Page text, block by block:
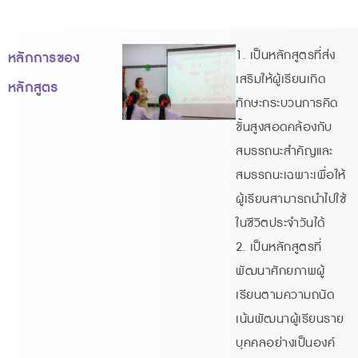
หลักการของ
หลักสูตร
1. เป็นหลักสูตรที่ส่ง
เสริมให้ผู้เรียนเกิด
ทักษะกระบวนการคิด
ขั้นสูงสอดคล้องกับ
สมรรถนะสำคัญและ
สมรรถนะเฉพาะเพื่อให้
ผู้เรียนสามารถนำไปใช้
ในชีวิตประจำวันได้
2. เป็นหลักสูตรที่
พัฒนาศักยภาพผู้
เรียนตามความถนัด
เน้นพัฒนาผู้เรียนราย
บุคคลอย่างเป็นองค์